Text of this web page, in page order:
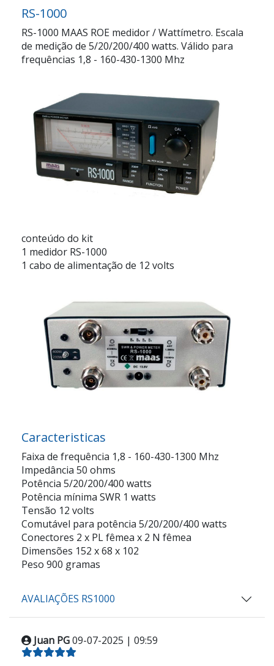
RS-1000
RS-1000 MAAS ROE medidor / Wattímetro. Escala
de medição de 5/20/200/400 watts. Válido para
frequências 1,8 - 160-430-1300 Mhz
conteúdo do kit
1 medidor RS-1000
1 cabo de alimentação de 12 volts
Caracteristicas
Faixa de frequência 1,8 - 160-430-1300 Mhz
Impedância 50 ohms
Potência 5/20/200/400 watts
Potência mínima SWR 1 watts
Tensão 12 volts
Comutável para potência 5/20/200/400 watts
Conectores 2 x PL fêmea x 2 N fêmea
Dimensões 152 x 68 x 102
Peso 900 gramas
AVALIAÇÕES RS1000
Juan PG09-07-2025 | 09:59